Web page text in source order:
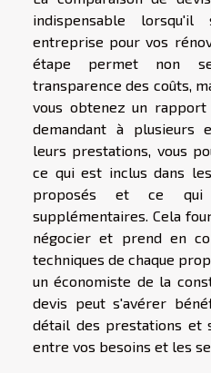
indispensable
entreprise pour vos
étape permet non
transparence des coûts,
vous obtenez un
demandant à plusieurs
leurs prestations, vous
ce qui est inclus dans
proposés et ce qui
supplémentaires. Cela
négocier et prend en
techniques de chaque
un économiste de la
devis peut s'avérer
détail des prestations et
entre vos besoins et les